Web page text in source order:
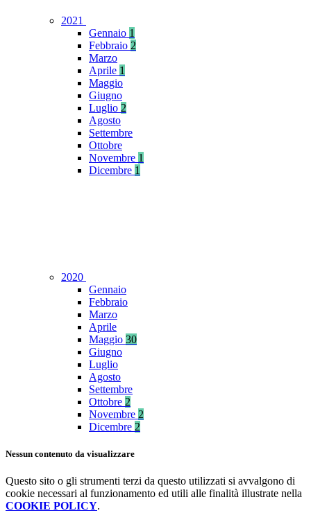
2021
Gennaio 1
Febbraio 2
Marzo
Aprile 1
Maggio
Giugno
Luglio 2
Agosto
Settembre
Ottobre
Novembre 1
Dicembre 1
2020
Gennaio
Febbraio
Marzo
Aprile
Maggio 30
Giugno
Luglio
Agosto
Settembre
Ottobre 2
Novembre 2
Dicembre 2
Nessun contenuto da visualizzare
Questo sito o gli strumenti terzi da questo utilizzati si avvalgono di
cookie necessari al funzionamento ed utili alle finalità illustrate nella
COOKIE POLICY.